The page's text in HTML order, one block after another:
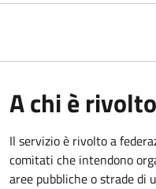
A chi è rivolto
Il servizio è rivolto a
comitati che intendono
aree pubbliche o strade di